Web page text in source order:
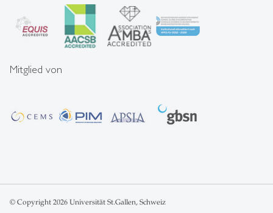
Mitglied von
© Copyright 2026 Universität St.Gallen, Schweiz